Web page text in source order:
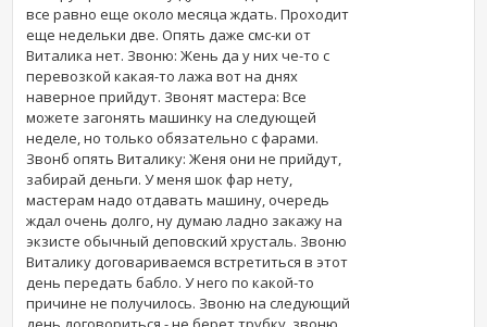
все равно еще около месяца ждать. Проходит
еще недельки две. Опять даже смс-ки от
Виталика нет. Звоню: Жень да у них че-то с
перевозкой какая-то лажа вот на днях
наверное прийдут. Звонят мастера: Все
можете загонять машинку на следующей
неделе, но только обязательно с фарами.
Звонб опять Виталику: Женя они не прийдут,
забирай деньги. У меня шок фар нету,
мастерам надо отдавать машину, очередь
ждал очень долго, ну думаю ладно закажу на
экзисте обычный деповский хрусталь. Звоню
Виталику договариваемся встретиться в этот
день передать бабло. У него по какой-то
причине не получилось. Звоню на следующий